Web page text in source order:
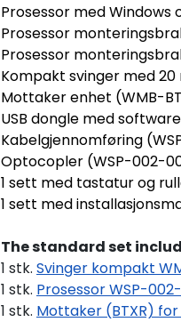
Prosessor med
Prosessor
Prosessor
Kompakt svinger med
Mottaker enhet (WMB-
USB dongle med
Kabelgjennomføring
Optocopler (WSP-002-
1 sett med tastatur og
1 sett med
The standard set
1 stk. Svinger kompakt
1 stk. Prosessor WSP-
1 stk. Mottaker (BTXR) for